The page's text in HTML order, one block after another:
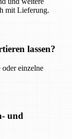
mit Lieferung.
lassen?
einzelne
und